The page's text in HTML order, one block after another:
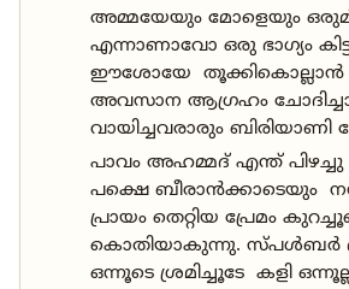
അമ്മയേയും മോളെയും
എന്നാണാവോ ഒരു ഭാഗ്യം
ഈശോയേ
അവസാന ആഗ്രഹം
വായിച്ചവരാരും
പാവം അഹമ്മദ് എന്ത് പിഴച്ചു
പക്ഷെ ബീരാൻക്കാടെയും
പ്രായം തെറ്റിയ പ്രേമം
കൊതിയാകുന്നു. സ്പൾബർ
ഒന്നൂടെ ശ്രമിച്ചൂടേ കളി